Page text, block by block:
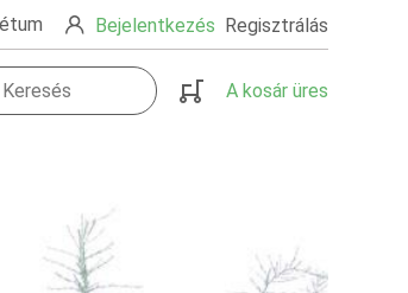
Bejelentkezés Regisztrálás
A kosár üres